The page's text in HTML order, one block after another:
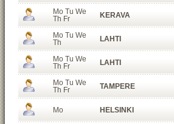
Mo Tu We
Th Fr
KERAVA
Mo Tu We
Th
LAHTI
Mo Tu We
Th Fr
LAHTI
Mo Tu We
Th Fr
TAMPERE
Mo HELSINKI